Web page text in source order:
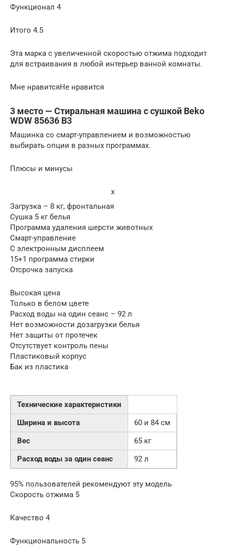
Функционал 4
Итого 4.5
Эта марка с увеличенной скоростью отжима подходит
для встраивания в любой интерьер ванной комнаты.
Мне нравитсяНе нравится
3 место — Стиральная машина с сушкой Beko
WDW 85636 B3
Машинка со смарт-управлением и возможностью
выбирать опции в разных программах.
Плюсы и минусы
x
Загрузка – 8 кг, фронтальная
Сушка 5 кг белья
Программа удаления шерсти животных
Смарт-управление
С электронным дисплеем
15+1 программа стирки
Отсрочка запуска
Высокая цена
Только в белом цвете
Расход воды на один сеанс – 92 л
Нет возможности дозагрузки белья
Нет защиты от протечек
Отсутствует контроль пены
Пластиковый корпус
Бак из пластика
Технические характеристики
Ширина и высота
60 и 84 см
Вес
65 кг
Расход воды за один сеанс
92 л
95% пользователей рекомендуют эту модель
Скорость отжима 5
Качество 4
Функциональность 5